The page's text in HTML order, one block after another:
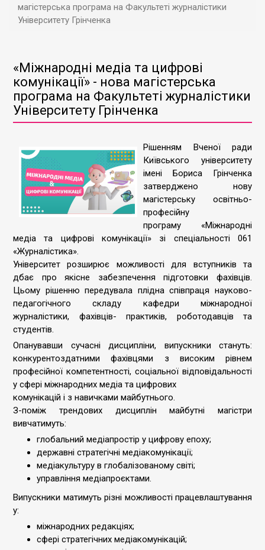
магістерська програма на Факультеті журналістики
Університету Грінченка
«Міжнародні медіа та цифрові
комунікації» - нова магістерська
програма на Факультеті журналістики
Університету Грінченка
Рішенням Вченої ради
Київського університету
імені Бориса Грінченка
затверджено нову
магістерську освітньо-
професійну
програму «Міжнародні
медіа та цифрові комунікації» зі спеціальності 061
«Журналістика».
Університет розширює можливості для вступників та
дбає про якісне забезпечення підготовки фахівців.
Цьому рішенню передувала плідна співпраця науково-
педагогічного складу кафедри міжнародної
журналістики, фахівців- практиків, роботодавців та
студентів.
Опанувавши сучасні дисципліни, випускники стануть:
конкурентоздатними фахівцями з високим рівнем
професійної компетентності, соціальної відповідальності
у сфері міжнародних медіа та цифрових
комунікацій і з навичками майбутнього.
З-поміж трендових дисциплін майбутні магістри
вивчатимуть:
глобальний медіапростір у цифрову епоху;
державні стратегічні медіакомунікації;
медіакультуру в глобалізованому світі;
управління медіапроєктами.
Випускники матимуть різні можливості працевлаштування
у:
міжнародних редакціях;
сфері стратегічних медіакомунікацій;